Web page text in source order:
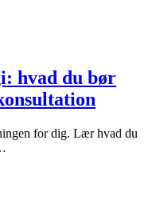
hvad du bør
for dig. Lær hvad du